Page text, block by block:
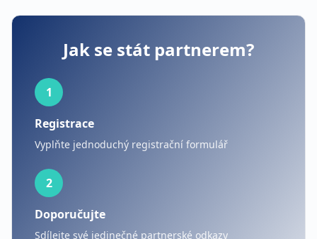
Jak se stát partnerem?
1
Registrace
Vyplňte jednoduchý registrační formulář
2
Doporučujte
Sdílejte své jedinečné partnerské odkazy